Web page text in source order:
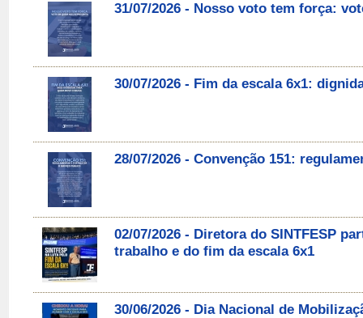
31/07/2026 - Nosso voto tem força:
30/07/2026 - Fim da escala 6x1:
28/07/2026 - Convenção 151:
02/07/2026 - Diretora do SINTFESP
trabalho e do fim da escala 6x1
30/06/2026 - Dia Nacional de